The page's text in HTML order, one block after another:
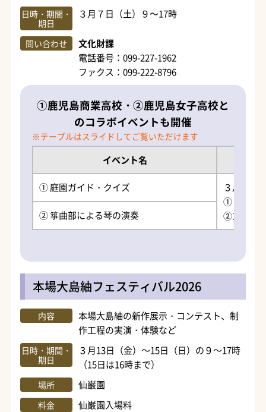
日時・期間・
期日
３月７日（土）９～17時
問い合わせ
文化財課
電話番号：099-227-1962
ファクス：099-222-8796
①鹿児島商業高校・②鹿児島女子高校と
のコラボイベントも開催
イベント名
① 庭園ガイド・クイズ
３月７日
①９時30
②13時30
② 箏曲部による琴の演奏
本場大島紬フェスティバル2026
内容
本場大島紬の新作展示・コンテスト、制
作工程の実演・体験など
日時・期間・
期日
３月13日（金）～15日（日）の９～17時
（15日は16時まで）
場所 仙巌園
料金 仙巌園入場料